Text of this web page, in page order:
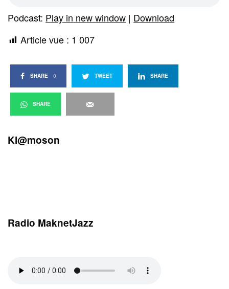
Podcast: Play in new window | Download
Article vue : 1 007
SHARE 0 TWEET SHARE
SHARE
Kl@moson
Radio MaknetJazz